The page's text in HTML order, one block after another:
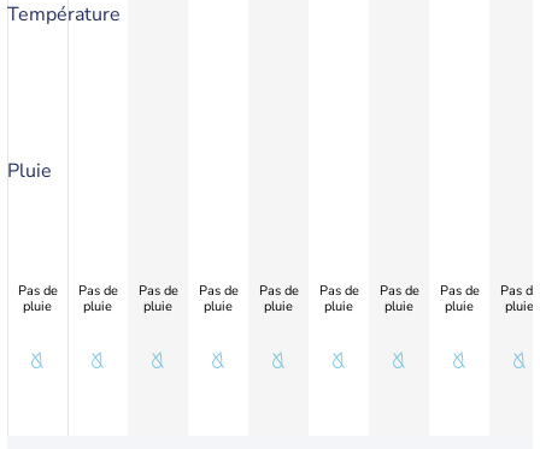
Température
Pluie
Pas de
pluie
Pas de
pluie
Pas de
pluie
Pas de
pluie
Pas de
pluie
Pas de
pluie
Pas de
pluie
Pas de
pluie
Pas de
pluie